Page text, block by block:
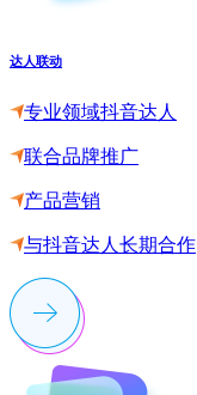
达人联动
专业领域抖音达人
联合品牌推广
产品营销
与抖音达人长期合作